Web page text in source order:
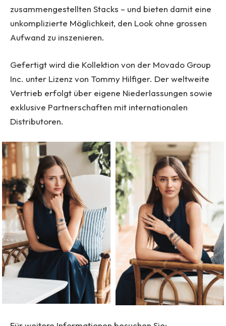
zusammengestellten Stacks – und bieten damit eine
unkomplizierte Möglichkeit, den Look ohne grossen
Aufwand zu inszenieren.
Gefertigt wird die Kollektion von der Movado Group
Inc. unter Lizenz von Tommy Hilfiger. Der weltweite
Vertrieb erfolgt über eigene Niederlassungen sowie
exklusive Partnerschaften mit internationalen
Distributoren.